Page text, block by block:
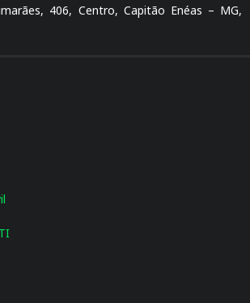
406, Centro, Capitão Enéas – MG,